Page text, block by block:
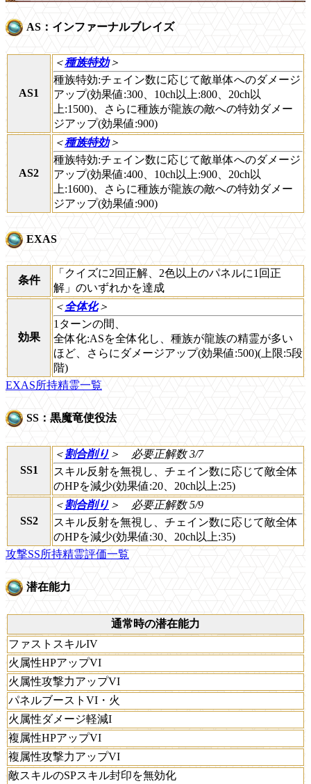
AS：インファーナルブレイズ
AS1
＜種族特効＞
種族特効:チェイン数に応じて敵単体へのダメージ
アップ(効果値:300、10ch以上:800、20ch以
上:1500)、さらに種族が龍族の敵への特効ダメー
ジアップ(効果値:900)
AS2
＜種族特効＞
種族特効:チェイン数に応じて敵単体へのダメージ
アップ(効果値:400、10ch以上:900、20ch以
上:1600)、さらに種族が龍族の敵への特効ダメー
ジアップ(効果値:900)
EXAS
条件
「クイズに2回正解、2色以上のパネルに1回正
解」のいずれかを達成
効果
＜全体化＞
1ターンの間、
全体化:ASを全体化し、種族が龍族の精霊が多い
ほど、さらにダメージアップ(効果値:500)(上限:5段
階)
EXAS所持精霊一覧
SS：黒魔竜使役法
SS1
＜割合削り ＞
必要正解数 3/7
スキル反射を無視し、チェイン数に応じて敵全体
のHPを減少(効果値:20、20ch以上:25)
SS2
＜割合削り ＞
必要正解数 5/9
スキル反射を無視し、チェイン数に応じて敵全体
のHPを減少(効果値:30、20ch以上:35)
攻撃SS所持精霊評価一覧
潜在能力
通常時の潜在能力
ファストスキルIV
火属性HPアップVI
火属性攻撃力アップVI
パネルブーストVI・火
火属性ダメージ軽減I
複属性HPアップVI
複属性攻撃力アップVI
敵スキルのSPスキル封印を無効化